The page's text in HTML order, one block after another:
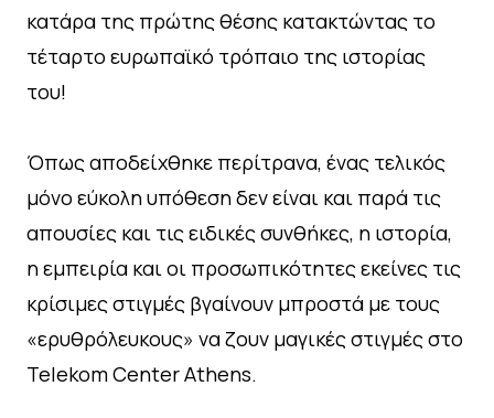
κατάρα της πρώτης θέσης κατακτώντας το
τέταρτο ευρωπαϊκό τρόπαιο της ιστορίας
του!
Όπως αποδείχθηκε περίτρανα, ένας τελικός
μόνο εύκολη υπόθεση δεν είναι και παρά τις
απουσίες και τις ειδικές συνθήκες, η ιστορία,
η εμπειρία και οι προσωπικότητες εκείνες τις
κρίσιμες στιγμές βγαίνουν μπροστά με τους
«ερυθρόλευκους» να ζουν μαγικές στιγμές στο
Telekom Center Athens.